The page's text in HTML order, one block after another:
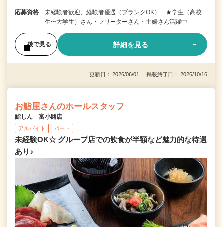
応募資格
未経験者歓迎、経験者優遇（ブランクOK） ★学生（高校
生〜大学生）さん・フリーターさん・主婦さん活躍中
後で見る 詳細を見る
更新日： 2026/06/01 掲載終了日： 2026/10/16
お鮨屋さんのホールスタッフ
鮨しん 富小路店
アルバイト パート
未経験OK☆ グループ店での飲食が半額など魅力的な待遇
あり♪